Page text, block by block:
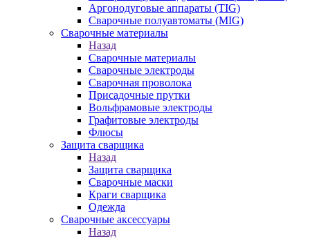
Аргонодуговые аппараты (TIG)
Сварочные полуавтоматы (MIG)
Сварочные материалы
Назад
Сварочные материалы
Сварочные электроды
Сварочная проволока
Присадочные прутки
Вольфрамовые электроды
Графитовые электроды
Флюсы
Защита сварщика
Назад
Защита сварщика
Сварочные маски
Краги сварщика
Одежда
Сварочные аксессуары
Назад